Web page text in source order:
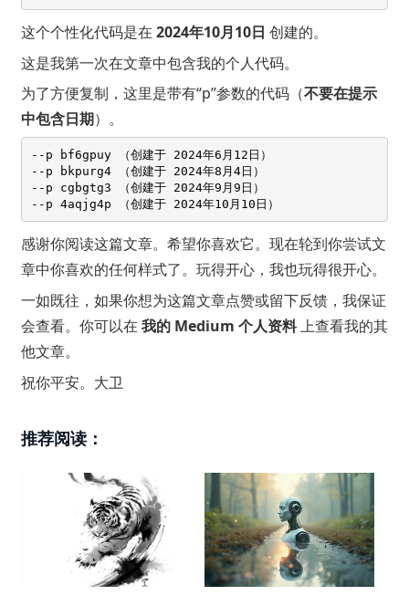
这个个性化代码是在 2024年10月10日 创建的。
这是我第一次在文章中包含我的个人代码。
为了方便复制，这里是带有“p”参数的代码（不要在提示
中包含日期）。
--p bf6gpuy （创建于 2024年6月12日）
--p bkpurg4 （创建于 2024年8月4日）
--p cgbgtg3 （创建于 2024年9月9日）
感谢你阅读这篇文章。希望你喜欢它。现在轮到你尝试文
章中你喜欢的任何样式了。玩得开心，我也玩得很开心。
一如既往，如果你想为这篇文章点赞或留下反馈，我保证
会查看。你可以在 我的 Medium 个人资料上查看我的其
他文章。
祝你平安。大卫
推荐阅读：